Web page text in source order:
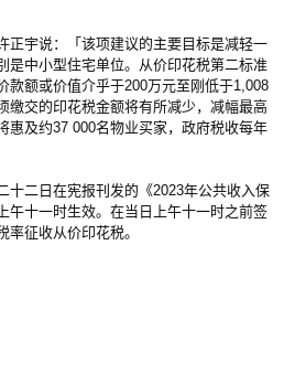
宇说：「该项建议的主要目标是减轻一
是中小型住宅单位。从价印花税第二标准
款额或价值介乎于200万元至刚低于1,008
缴交的印花税金额将有所减少，减幅最高
惠及约37 000名物业买家，政府税收每年
二日在宪报刊发的《2023年公共收入保
午十一时生效。在当日上午十一时之前签
率征收从价印花税。